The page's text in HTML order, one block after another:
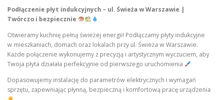
Podłączenie płyt indukcyjnych – ul. Świeża w Warszawie |
Twórczo i bezpiecznie
Otwieramy kuchnię pełną świeżej energii! Podłączamy płyty indukcyjne
w mieszkaniach, domach oraz lokalach przy ul. Świeża w Warszawie.
Każde połączenie wykonujemy z precyzją i artystycznym wyczuciem, aby
Twoja płyta działała perfekcyjnie od pierwszego uruchomienia
Dopasowujemy instalację do parametrów elektrycznych i wymagań
sprzętu, zapewniając płynną, bezpieczną i komfortową pracę urządzenia